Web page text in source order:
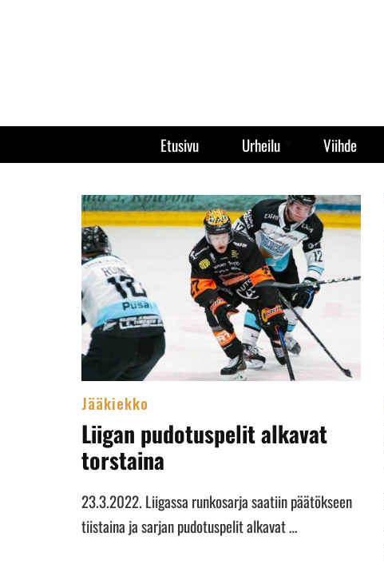
Etusivu Urheilu Viihde
Jääkiekko
Liigan pudotuspelit alkavat
torstaina
23.3.2022. Liigassa runkosarja saatiin päätökseen
tiistaina ja sarjan pudotuspelit alkavat …